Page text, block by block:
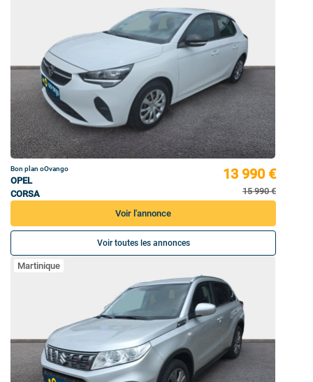
Bon plan oOvango
OPEL
CORSA
13 990 €
15 990 €
Voir l'annonce
Voir toutes les annonces
Martinique